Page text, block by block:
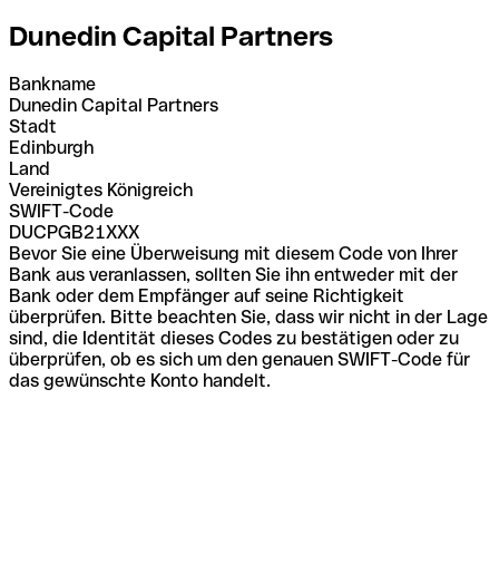
Dunedin Capital Partners
Bankname
Dunedin Capital Partners
Stadt
Edinburgh
Land
Vereinigtes Königreich
SWIFT-Code
DUCPGB21XXX
Bevor Sie eine Überweisung mit diesem Code von Ihrer
Bank aus veranlassen, sollten Sie ihn entweder mit der
Bank oder dem Empfänger auf seine Richtigkeit
überprüfen. Bitte beachten Sie, dass wir nicht in der Lage
sind, die Identität dieses Codes zu bestätigen oder zu
überprüfen, ob es sich um den genauen SWIFT-Code für
das gewünschte Konto handelt.